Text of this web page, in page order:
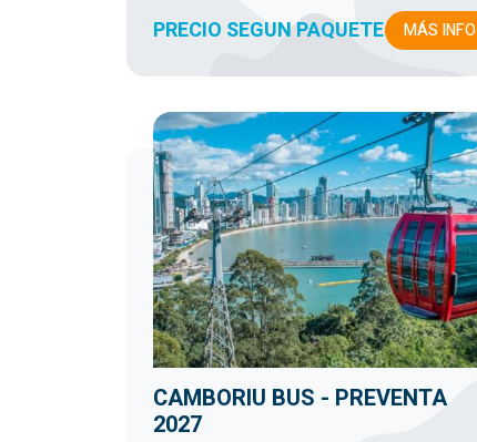
PRECIO SEGUN PAQUETE MÁS INFO
CAMBORIU BUS - PREVENTA
2027